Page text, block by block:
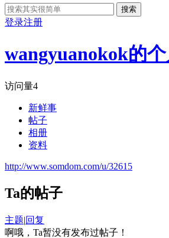
搜索
登录注册
wangyuanokok的
访问量4
新鲜事
帖子
相册
资料
http://www.somdom.com/u/32615
Ta的帖子
主题|回复
啊哦，Ta暂没有发布过帖子！